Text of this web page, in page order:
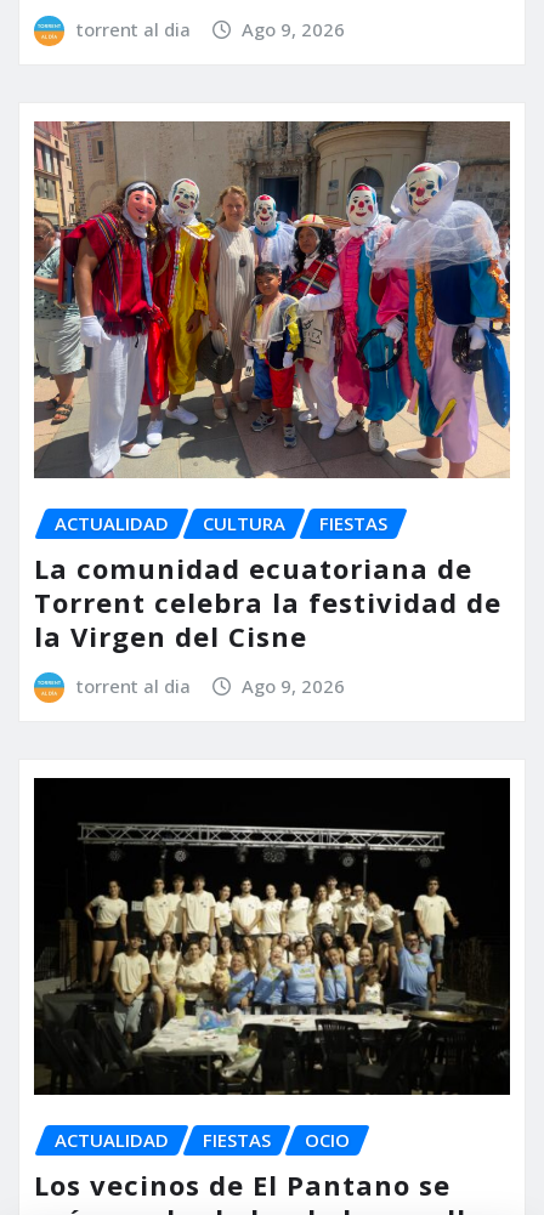
torrent al dia Ago 9, 2026
ACTUALIDAD CULTURA FIESTAS
La comunidad ecuatoriana de
Torrent celebra la festividad de
la Virgen del Cisne
torrent al dia Ago 9, 2026
ACTUALIDAD FIESTAS OCIO
Los vecinos de El Pantano se